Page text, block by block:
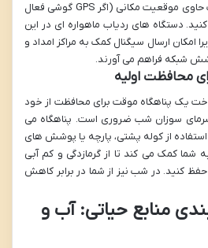
مکالمه، سعی کنید یک پیامک حاوی موقعیت مکانی (اگر GPS گوشی فعال
دستگاه های ردیاب ماهواره ای در این
امکان ارسال سیگنال کمک به مراکز امداد و
شبکه فراهم می آورند.
محافظت اولیه
یک پناهگاه موقت برای محافظت از خود
سرمای سوزان شب ضروری است. پناهگاه می
استفاده از کوله پشتی، پارچه یا پوشش های
شما کمک می کند تا از گرمازدگی و کم آبی
حفظ کنید. در شب نیز از شما در برابر کاهش
منابع حیاتی: آب و